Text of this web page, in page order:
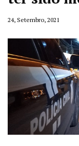
24, Setembro, 2021